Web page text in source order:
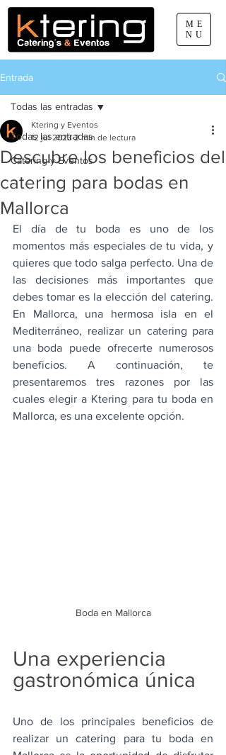
ME
NU
660 077 888
pep.sabater@ktering.net
Entrada
Todas las entradas
Catering y Eventos
Todas las entradas
Descubre los beneficios del
catering para bodas en
Mallorca
Ktering y Eventos
12 jul 2023 2 min de lectura
El día de tu boda es uno de los
momentos más especiales de tu vida, y
quieres que todo salga perfecto. Una de
las decisiones más importantes que
debes tomar es la elección del catering.
En Mallorca, una hermosa isla en el
Mediterráneo, realizar un catering para
una boda puede ofrecerte numerosos
beneficios. A continuación, te
presentaremos tres razones por las
cuales elegir a Ktering para tu boda en
Mallorca, es una excelente opción.
Boda en Mallorca
Una experiencia
gastronómica única
Uno de los principales beneficios de
realizar un catering para tu boda en